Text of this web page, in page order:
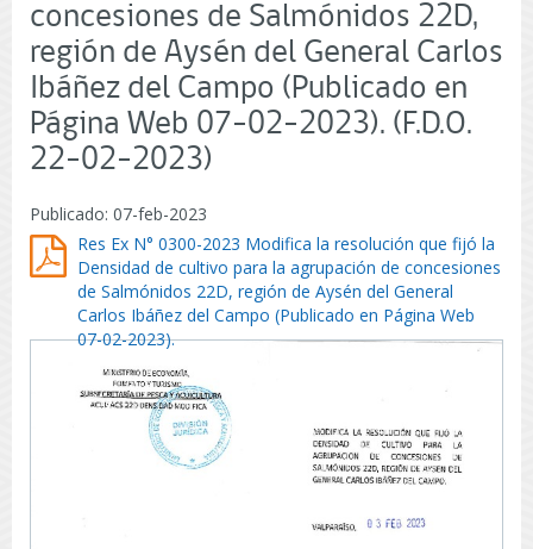
concesiones de Salmónidos 22D,
región de Aysén del General Carlos
Ibáñez del Campo (Publicado en
Página Web 07-02-2023). (F.D.O.
22-02-2023)
Publicado: 07-feb-2023
Res Ex N° 0300-2023 Modifica la resolución que fijó la
Densidad de cultivo para la agrupación de concesiones
de Salmónidos 22D, región de Aysén del General
Carlos Ibáñez del Campo (Publicado en Página Web
07-02-2023).